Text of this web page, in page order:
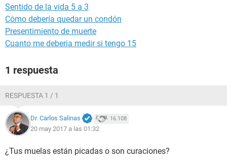
Sentido de la vida 5 a 3
Cómo debería quedar un condón
Presentimiento de muerte
Cuanto me deberia medir si tengo 15
1 respuesta
RESPUESTA 1 / 1
Dr. Carlos Salinas 16.108
20 may 2017 a las 01:32
¿Tus muelas están picadas o son curaciones?